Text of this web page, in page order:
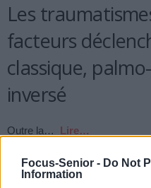
Focus-Senior - Do Not
Information
Les
facteurs
classique,
inversé
Outre la… Lire…
TAGS DÉMANGEAISON PSORIASIS
PSORIASIS INVERSÉ